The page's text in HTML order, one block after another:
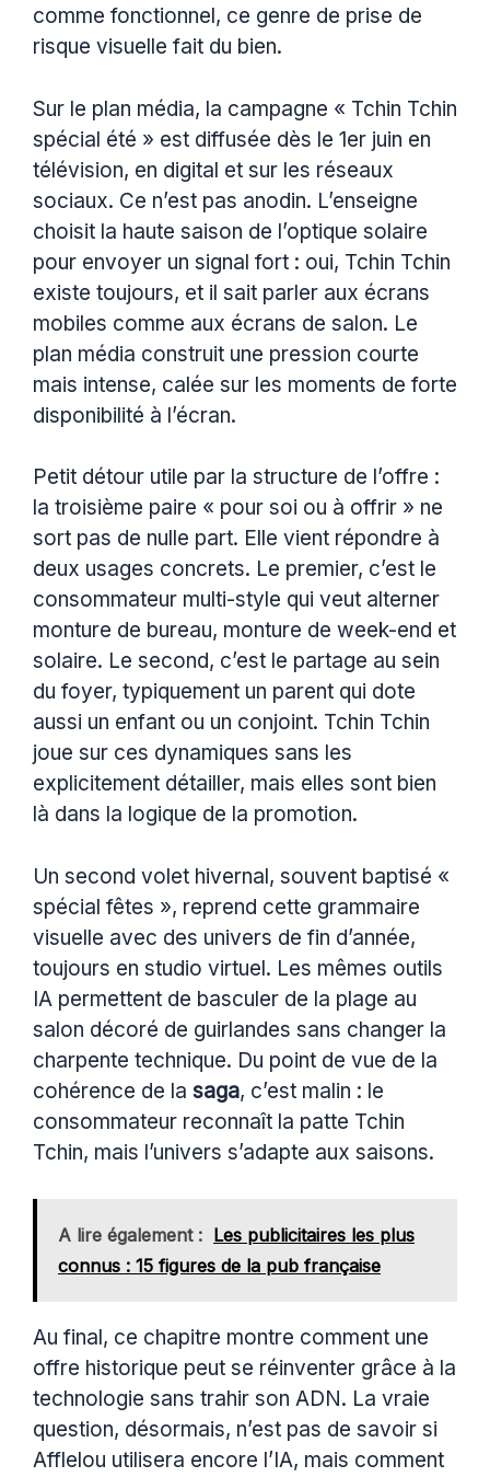
comme fonctionnel, ce genre de prise de
risque visuelle fait du bien.
Sur le plan média, la campagne « Tchin Tchin
spécial été » est diffusée dès le 1er juin en
télévision, en digital et sur les réseaux
sociaux. Ce n’est pas anodin. L’enseigne
choisit la haute saison de l’optique solaire
pour envoyer un signal fort : oui, Tchin Tchin
existe toujours, et il sait parler aux écrans
mobiles comme aux écrans de salon. Le
plan média construit une pression courte
mais intense, calée sur les moments de forte
disponibilité à l’écran.
Petit détour utile par la structure de l’offre :
la troisième paire « pour soi ou à offrir » ne
sort pas de nulle part. Elle vient répondre à
deux usages concrets. Le premier, c’est le
consommateur multi-style qui veut alterner
monture de bureau, monture de week-end et
solaire. Le second, c’est le partage au sein
du foyer, typiquement un parent qui dote
aussi un enfant ou un conjoint. Tchin Tchin
joue sur ces dynamiques sans les
explicitement détailler, mais elles sont bien
là dans la logique de la promotion.
Un second volet hivernal, souvent baptisé «
spécial fêtes », reprend cette grammaire
visuelle avec des univers de fin d’année,
toujours en studio virtuel. Les mêmes outils
IA permettent de basculer de la plage au
salon décoré de guirlandes sans changer la
charpente technique. Du point de vue de la
cohérence de la saga, c’est malin : le
consommateur reconnaît la patte Tchin
Tchin, mais l’univers s’adapte aux saisons.
A lire également : Les publicitaires les plus
connus : 15 figures de la pub française
Au final, ce chapitre montre comment une
offre historique peut se réinventer grâce à la
technologie sans trahir son ADN. La vraie
question, désormais, n’est pas de savoir si
Afflelou utilisera encore l’IA, mais comment